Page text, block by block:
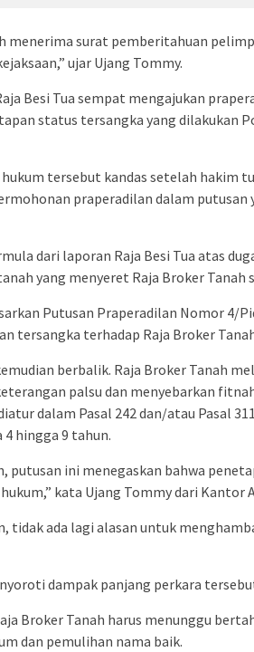
menerima surat pemberitahuan
ujar Ujang Tommy.
Besi Tua sempat mengajukan
status tersangka yang dilakukan
hukum tersebut kandas setelah hakim
praperadilan dalam putusan
dari laporan Raja Besi Tua atas
yang menyeret Raja Broker Tanah
Putusan Praperadilan Nomor 4/
tersangka terhadap Raja Broker
berbalik. Raja Broker Tanah
palsu dan menyebarkan
dalam Pasal 242 dan/atau Pasal
hingga 9 tahun.
putusan ini menegaskan bahwa
kata Ujang Tommy dari Kantor
tidak ada lagi alasan untuk
dampak panjang perkara
Broker Tanah harus menunggu
dan pemulihan nama baik.